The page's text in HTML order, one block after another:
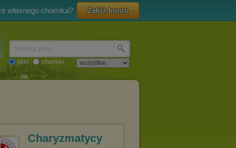
własnego chomika? Załóż konto
pliki chomiki
Charyzmatycy